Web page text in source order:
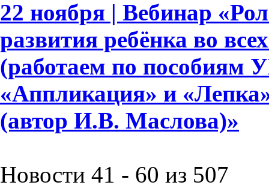
22 ноября | Вебинар
развития ребёнка во
(работаем по пособиям
«Аппликация» и
(автор И.В. Маслова)»
Новости 41 - 60 из 507